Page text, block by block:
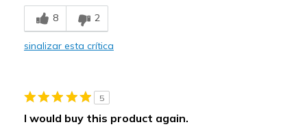
Breathe Well
Comfortable
Need Break In
8 2
sinalizar esta crítica
5
I would buy this product again.